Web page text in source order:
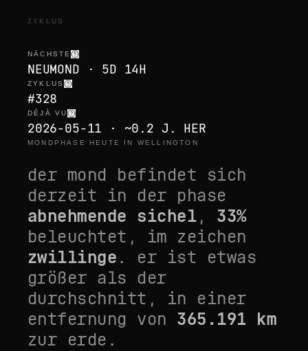
ZYKLUS
NÄCHSTE
NEUMOND · 5D 14H
ZYKLUS
#328
DÉJÀ VU
2026-05-11 · ~0.2 J. HER
MONDPHASE HEUTE IN WELLINGTON
der mond befindet sich
derzeit in der phase
abnehmende sichel, 33%
beleuchtet, im zeichen
zwillinge. er ist etwas
größer als der
durchschnitt , in einer
entfernung von 365.191 km
zur erde.